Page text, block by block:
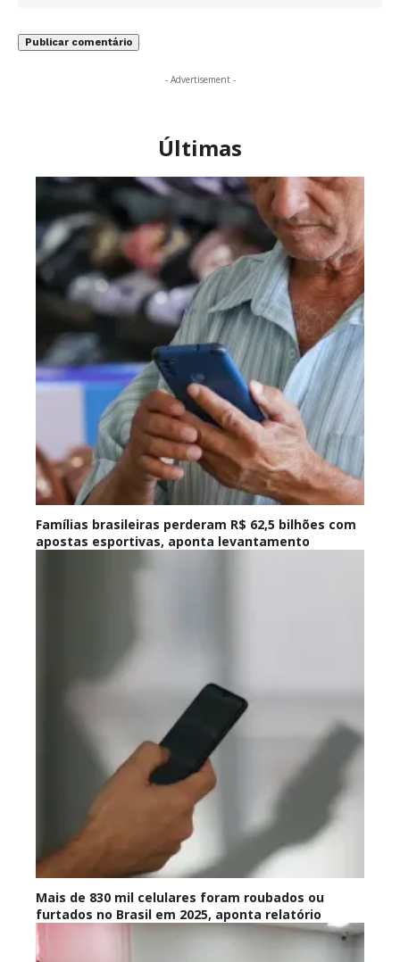
- Advertisement -
Últimas
Famílias brasileiras perderam R$ 62,5 bilhões com
apostas esportivas, aponta levantamento
Mais de 830 mil celulares foram roubados ou
furtados no Brasil em 2025, aponta relatório